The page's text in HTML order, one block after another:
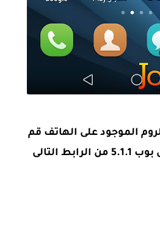
الموجود على الهاتف قم
التالى